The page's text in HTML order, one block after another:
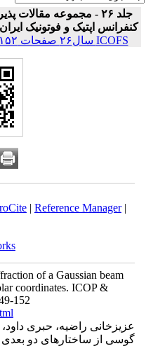
جلد ۲۶ - مجموعه مقالات
کنفرانس اپتیک و فوتونیک ایران
ICOFS سال۲۶ صفحات ۱۵۲-۱۴۹
ProCite|Reference Manager
of a Gaussian beam
coordinates. ICOP &
152
عزیزخانی راضیه، حبری
گوسی از ساختارهای دو بعدی